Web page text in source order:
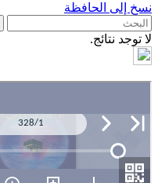
الحافظة
نتائج.